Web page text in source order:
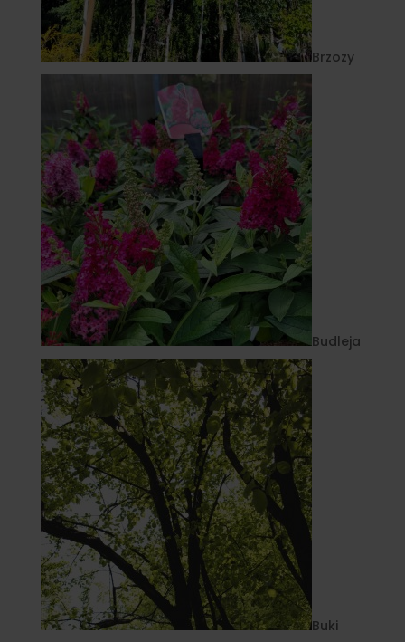
Brzozy
Budleja
Buki